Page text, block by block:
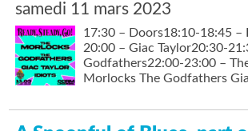
samedi 11 mars 2023
17:30 – Doors18:10-18:45 –
20:00 – Giac Taylor20:30-
Godfathers22:00-23:00 –
Morlocks The Godfathers